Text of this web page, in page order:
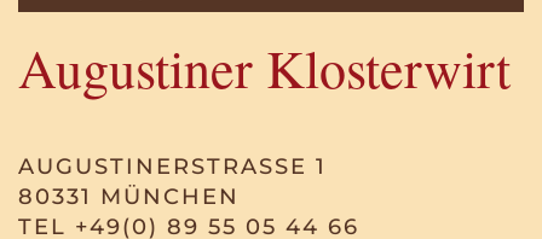
Augustiner Klosterwirt
AUGUSTINERSTRASSE 1
80331 MÜNCHEN
TEL +49(0) 89 55 05 44 66